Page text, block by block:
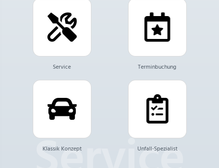
Service Terminbuchung
Klassik Konzept Unfall-Spezialist